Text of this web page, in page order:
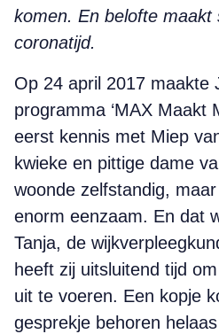
komen. En belofte maakt
coronatijd.
Op 24 april 2017 maakte
programma ‘MAX Maakt
eerst kennis met Miep
kwieke en pittige dame
woonde zelfstandig,
enorm eenzaam. En dat
Tanja, de
heeft zij uitsluitend tijd
uit te voeren. Een kopje
gesprekje behoren